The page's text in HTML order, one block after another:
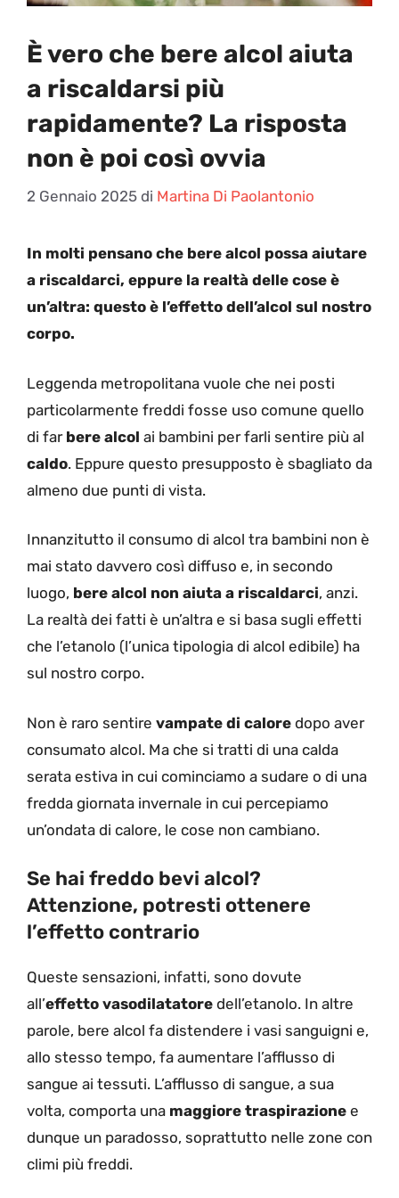
È vero che bere alcol aiuta
a riscaldarsi più
rapidamente? La risposta
non è poi così ovvia
2 Gennaio 2025 di Martina Di Paolantonio
In molti pensano che bere alcol possa aiutare
a riscaldarci, eppure la realtà delle cose è
un’altra: questo è l’effetto dell’alcol sul nostro
corpo.
Leggenda metropolitana vuole che nei posti
particolarmente freddi fosse uso comune quello
di far bere alcol ai bambini per farli sentire più al
caldo. Eppure questo presupposto è sbagliato da
almeno due punti di vista.
Innanzitutto il consumo di alcol tra bambini non è
mai stato davvero così diffuso e, in secondo
luogo, bere alcol non aiuta a riscaldarci, anzi.
La realtà dei fatti è un’altra e si basa sugli effetti
che l’etanolo (l’unica tipologia di alcol edibile) ha
sul nostro corpo.
Non è raro sentire vampate di calore dopo aver
consumato alcol. Ma che si tratti di una calda
serata estiva in cui cominciamo a sudare o di una
fredda giornata invernale in cui percepiamo
un’ondata di calore, le cose non cambiano.
Se hai freddo bevi alcol?
Attenzione, potresti ottenere
l’effetto contrario
Queste sensazioni, infatti, sono dovute
all’effetto vasodilatatore dell’etanolo. In altre
parole, bere alcol fa distendere i vasi sanguigni e,
allo stesso tempo, fa aumentare l’afflusso di
sangue ai tessuti. L’afflusso di sangue, a sua
volta, comporta una maggiore traspirazione e
dunque un paradosso, soprattutto nelle zone con
climi più freddi.